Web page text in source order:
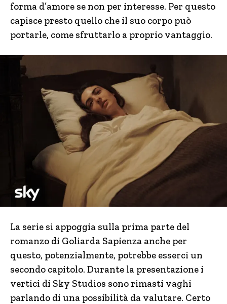
forma d’amore se non per interesse. Per questo
capisce presto quello che il suo corpo può
portarle, come sfruttarlo a proprio vantaggio.
La serie si appoggia sulla prima parte del
romanzo di Goliarda Sapienza anche per
questo, potenzialmente, potrebbe esserci un
secondo capitolo. Durante la presentazione i
vertici di Sky Studios sono rimasti vaghi
parlando di una possibilità da valutare. Certo